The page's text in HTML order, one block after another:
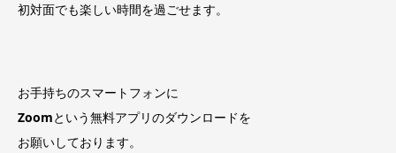
初対面でも楽しい時間を過ごせます。
お手持ちのスマートフォンに
Zoomという無料アプリのダウンロードを
お願いしております。